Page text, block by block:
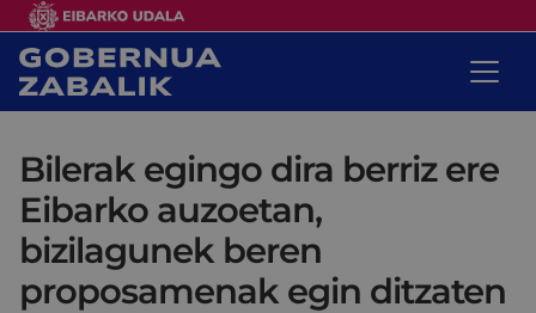
Bilerak egingo dira berriz ere
Eibarko auzoetan,
bizilagunek beren
proposamenak egin ditzaten